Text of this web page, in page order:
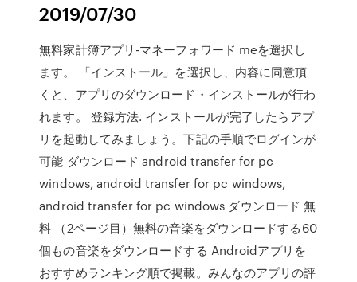
2019/07/30
無料家計簿アプリ-マネーフォワード meを選択し
ます。 「インストール」を選択し、内容に同意頂
くと、アプリのダウンロード・インストールが行わ
れます。 登録方法. インストールが完了したらアプ
リを起動してみましょう。下記の手順でログインが
可能 ダウンロード android transfer for pc
windows, android transfer for pc windows,
android transfer for pc windows ダウンロード 無
料 （2ページ目）無料の音楽をダウンロードする60
個もの音楽をダウンロードする Androidアプリを
おすすめランキング順で掲載。みんなのアプリの評